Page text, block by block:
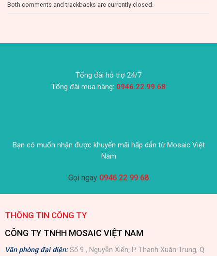
Both comments and trackbacks are currently closed.
Tổng đài hỗ trợ 24/7
Tổng đài mua hàng: 0946.22.99.68
Bạn có muốn nhận được khuyến mãi hấp dẫn từ Mosaic Việt
Nam
Gọi ngay 0946 22 99 68
THÔNG TIN CÔNG TY
CÔNG TY TNHH MOSAIC VIỆT NAM
Văn phòng đại diện:Số 9 , Nguyễn Xiển, P. Thanh Xuân Trung, Q.